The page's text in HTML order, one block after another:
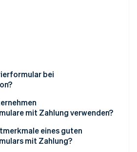
Sessions 2026
Sie, wie Stripe Lösungen für die
bei
mit Zahlung verwenden?
eines guten
mit Zahlung?